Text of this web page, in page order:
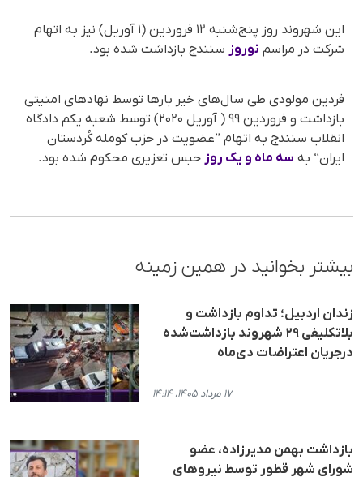
این شهروند روز پنج‌شنبه ۱۲ فروردین (۱ آوریل) نیز به اتهام
شرکت در مراسم نوروز سنندج بازداشت شده بود.
فردین مولودی طی سال‌های خیر بارها توس‍ط نهادهای امنیتی
بازداشت و فروردین ۹۹ ( آوریل ۲۰۲۰) توسط شعبه یکم دادگاه
انقلاب سنندج به اتهام ”عضویت در حزب کومله کُردستان
ایران“ به سه ماه و یک روز حبس تعزیری محکوم شده بود.
بیشتر بخوانید در همین زمینه
زندان اردبیل؛ تداوم بازداشت و
بلاتکلیفی ۲۹ شهروند بازداشت‌شده
درجریان اعتراضات دی‌ماه
۱۷ مرداد ۱۴۰۵، ۱۴:۱۴
بازداشت بهمن مدیرزاده، عضو
شورای شهر قطور توسط نیروهای